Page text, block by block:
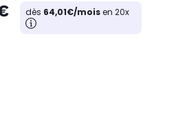
dès 64,01€/moisen 20x